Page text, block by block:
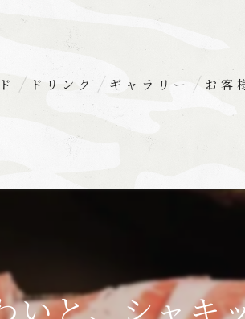
ドリンク ギャラリー お客
いと、シャ